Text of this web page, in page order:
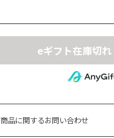
eギフト在庫切れ
商品に関するお問い合わせ